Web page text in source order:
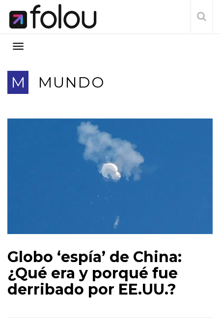
M MUNDO
Globo ‘espía’ de China:
¿Qué era y porqué fue
derribado por EE.UU.?